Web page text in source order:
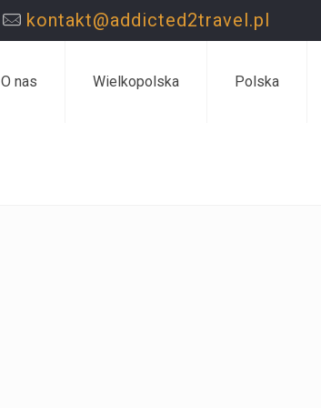
kontakt@addicted2travel.pl
O nas Wielkopolska Polska